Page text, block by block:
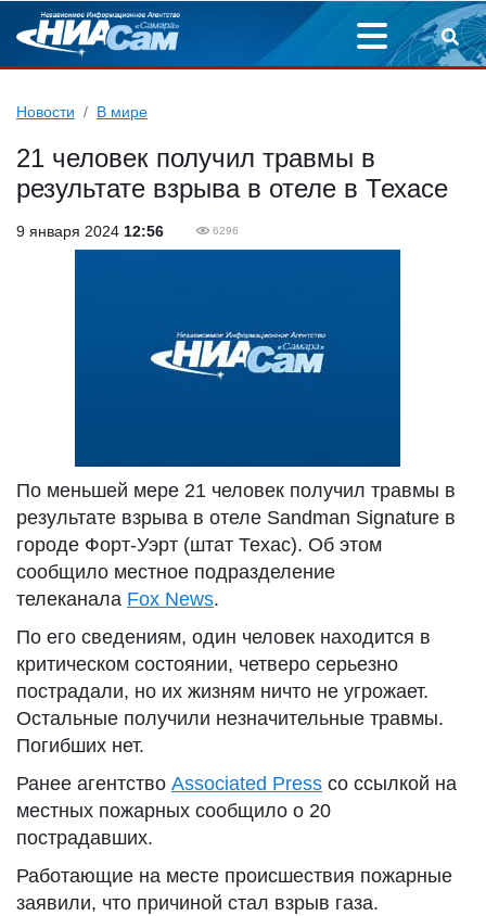
Новости В мире
21 человек получил травмы в
результате взрыва в отеле в Техасе
9 января 2024 12:56 6296
По меньшей мере 21 человек получил травмы в
результате взрыва в отеле Sandman Signature в
городе Форт-Уэрт (штат Техас). Об этом
сообщило местное подразделение
телеканала Fox News.
По его сведениям, один человек находится в
критическом состоянии, четверо серьезно
пострадали, но их жизням ничто не угрожает.
Остальные получили незначительные травмы.
Погибших нет.
Ранее агентство Associated Press со ссылкой на
местных пожарных сообщило о 20
пострадавших.
Работающие на месте происшествия пожарные
заявили, что причиной стал взрыв газа.